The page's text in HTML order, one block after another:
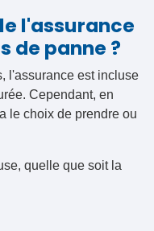
l'assurance
de panne ?
l'assurance est incluse
Cependant, en
le choix de prendre ou
quelle que soit la